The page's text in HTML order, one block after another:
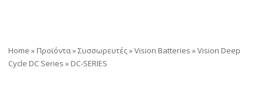
Home » Προϊόντα»Συσσωρευτές»Vision Batteries »Vision Deep
Cycle DC Series » DC-SERIES